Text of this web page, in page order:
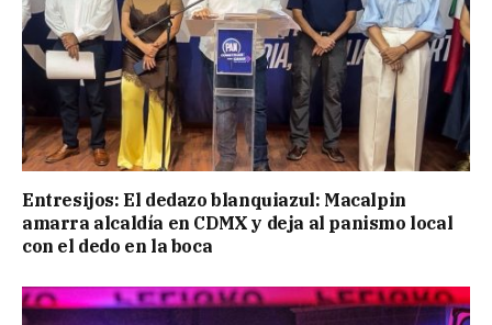
Entresijos: El dedazo blanquiazul: Macalpin
amarra alcaldía en CDMX y deja al panismo local
con el dedo en la boca